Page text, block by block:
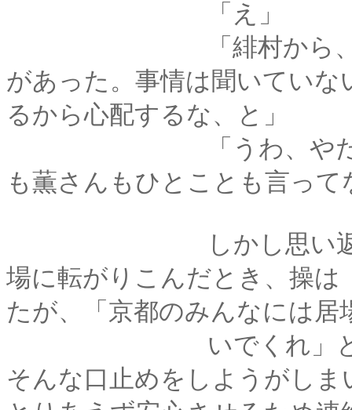
「え」
「緋村から、お前は
があった。事情は聞いてい
るから心配するな、と」
「うわ、やだっ！ 葵
も薫さんもひとことも言っ
しかし思い返してみ
場に転がりこんだとき、操
たが、「京都のみんなには居
いでくれ」と釘をさ
そんな口止めをしようがし